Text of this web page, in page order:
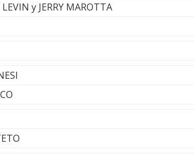
y JERRY MAROTTA